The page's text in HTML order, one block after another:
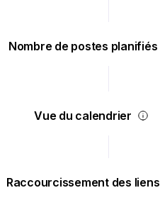
Nombre de postes planifiés
Vue du calendrier
Raccourcissement des liens